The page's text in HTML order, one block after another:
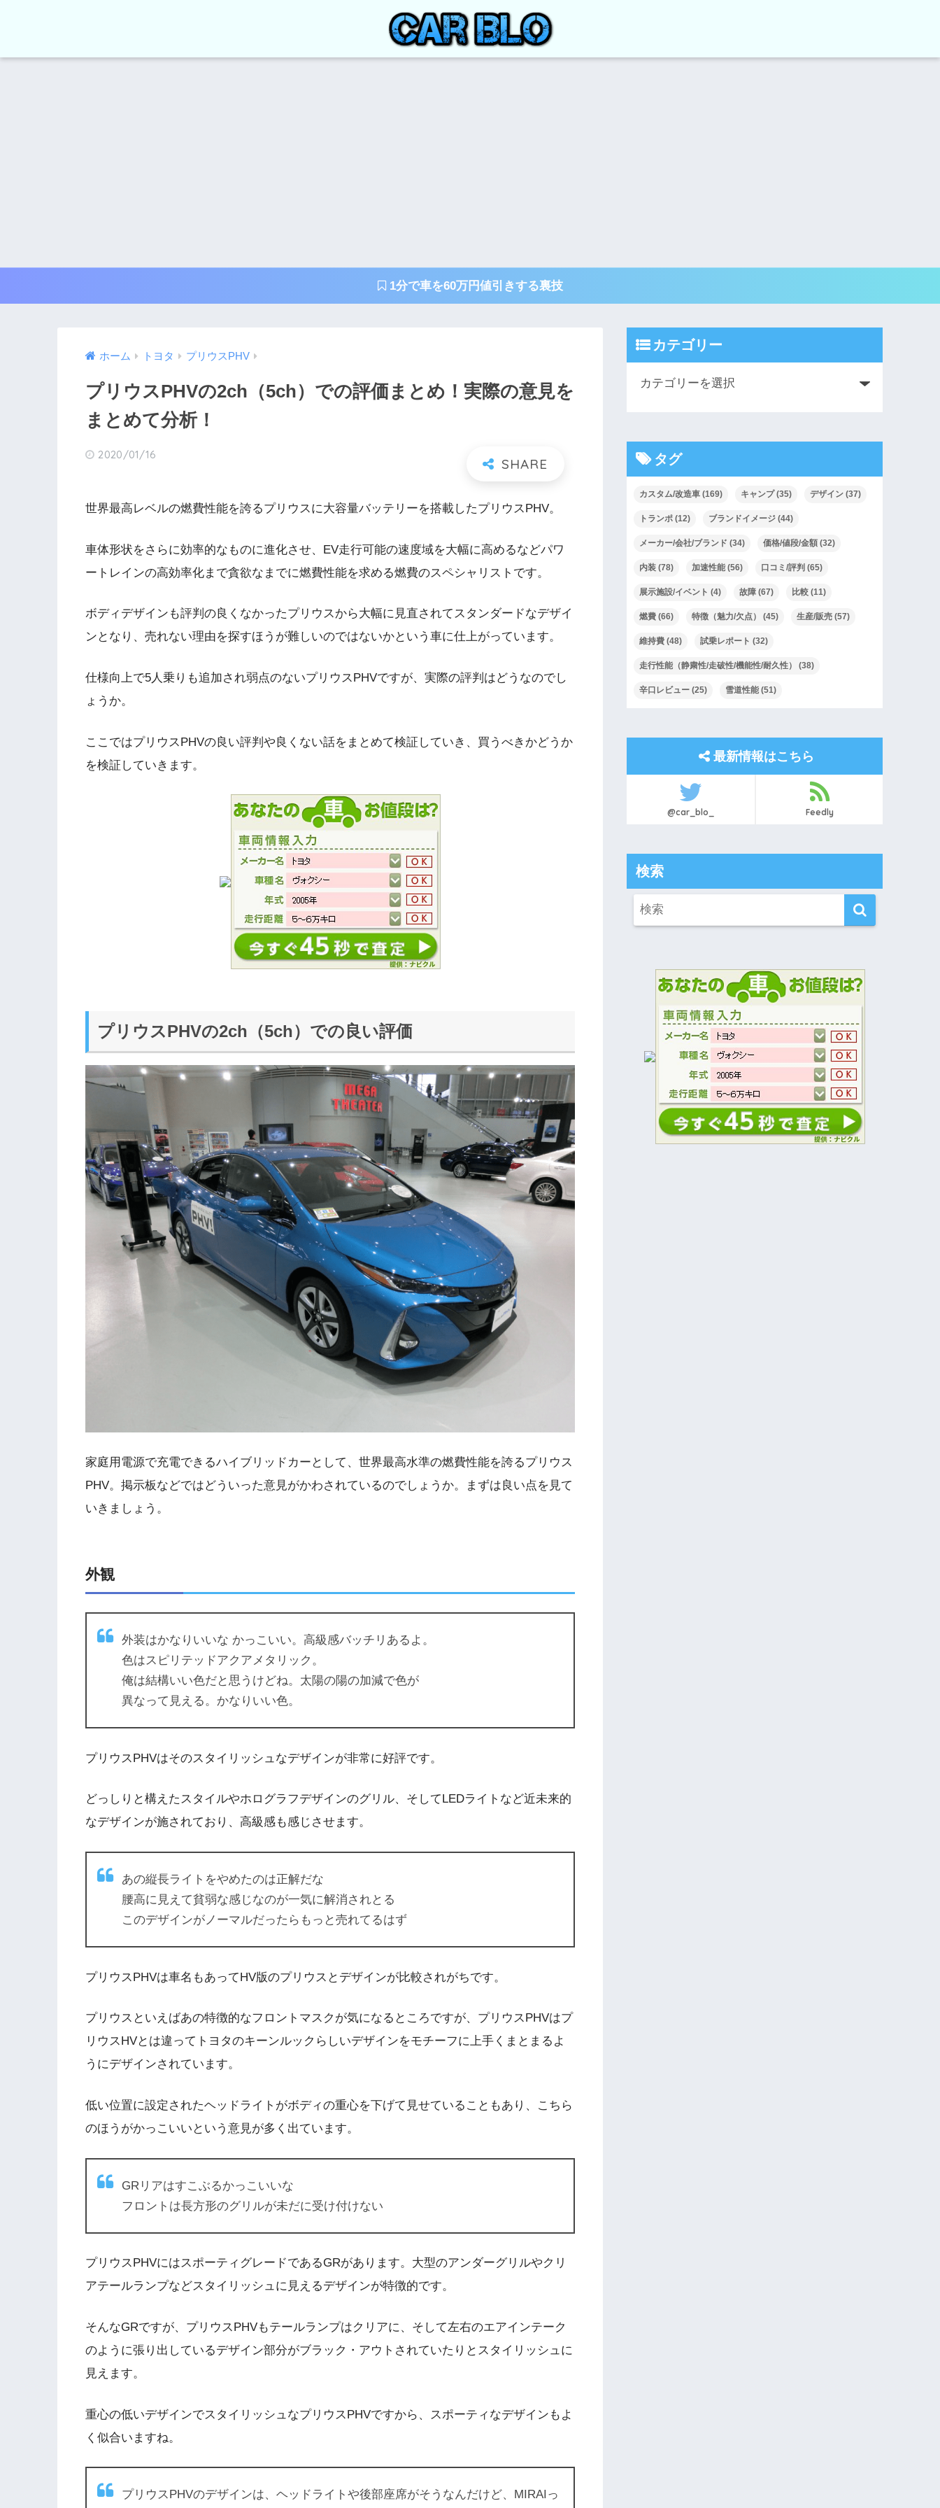
1分で車を60万円値引きする裏技
ホーム トヨタ プリウスPHV
プリウスPHVの2ch（5ch）での評価まとめ！実際の意見を
まとめて分析！
2020/01/16
世界最高レベルの燃費性能を誇るプリウスに大容量バッテリーを搭載したプリウスPHV。
車体形状をさらに効率的なものに進化させ、EV走行可能の速度域を大幅に高めるなどパワ
ートレインの高効率化まで貪欲なまでに燃費性能を求める燃費のスペシャリストです。
ボディデザインも評判の良くなかったプリウスから大幅に見直されてスタンダードなデザイ
ンとなり、売れない理由を探すほうが難しいのではないかという車に仕上がっています。
仕様向上で5人乗りも追加され弱点のないプリウスPHVですが、実際の評判はどうなのでし
ょうか。
ここではプリウスPHVの良い評判や良くない話をまとめて検証していき、買うべきかどうか
を検証していきます。
プリウスPHVの2ch（5ch）での良い評価
家庭用電源で充電できるハイブリッドカーとして、世界最高水準の燃費性能を誇るプリウス
PHV。掲示板などではどういった意見がかわされているのでしょうか。まずは良い点を見て
いきましょう。
外観
外装はかなりいいな かっこいい。高級感バッチリあるよ。
色はスピリテッドアクアメタリック。
俺は結構いい色だと思うけどね。太陽の陽の加減で色が
異なって見える。かなりいい色。
プリウスPHVはそのスタイリッシュなデザインが非常に好評です。
どっしりと構えたスタイルやホログラフデザインのグリル、そしてLEDライトなど近未来的
なデザインが施されており、高級感も感じさせます。
あの縦長ライトをやめたのは正解だな
腰高に見えて貧弱な感じなのが一気に解消されとる
このデザインがノーマルだったらもっと売れてるはず
プリウスPHVは車名もあってHV版のプリウスとデザインが比較されがちです。
プリウスといえばあの特徴的なフロントマスクが気になるところですが、プリウスPHVはプ
リウスHVとは違ってトヨタのキーンルックらしいデザインをモチーフに上手くまとまるよ
うにデザインされています。
低い位置に設定されたヘッドライトがボディの重心を下げて見せていることもあり、こちら
のほうがかっこいいという意見が多く出ています。
GRリアはすこぶるかっこいいな
フロントは長方形のグリルが未だに受け付けない
プリウスPHVにはスポーティグレードであるGRがあります。大型のアンダーグリルやクリ
アテールランプなどスタイリッシュに見えるデザインが特徴的です。
そんなGRですが、プリウスPHVもテールランプはクリアに、そして左右のエアインテーク
のように張り出しているデザイン部分がブラック・アウトされていたりとスタイリッシュに
見えます。
重心の低いデザインでスタイリッシュなプリウスPHVですから、スポーティなデザインもよ
く似合いますね。
プリウスPHVのデザインは、ヘッドライトや後部座席がそうなんだけど、MIRAIっ
カテゴリー
タグ
カスタム/改造車 (169) キャンプ(35) デザイン (37)
トランポ (12) ブランドイメージ (44)
メーカー/会社/ブランド (34) 価格/値段/金額 (32)
内装 (78) 加速性能 (56) 口コミ/評判 (65)
展示施設/イベント (4) 故障 (67) 比較 (11)
燃費 (66) 特徴（魅力/欠点） (45) 生産/販売 (57)
維持費 (48) 試乗レポート (32)
走行性能（静粛性/走破性/機能性/耐久性） (38)
辛口レビュー (25) 雪道性能 (51)
最新情報はこちら
@car_blo_ Feedly
検索